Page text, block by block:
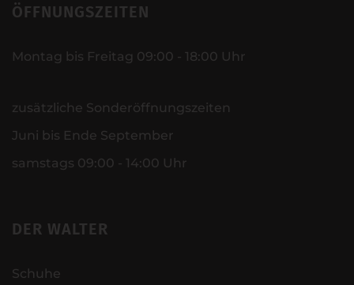
ÖFFNUNGSZEITEN
Montag bis Freitag 09:00 - 18:00 Uhr
zusätzliche Sonderöffnungszeiten
Juni bis Ende September
samstags 09:00 - 14:00 Uhr
DER WALTER
Schuhe